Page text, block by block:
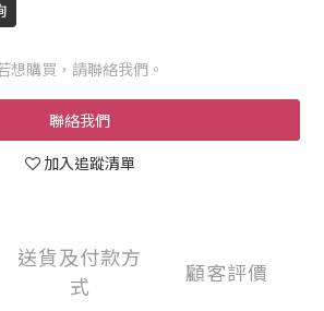
想購買，請聯絡我們。
聯絡我們
加入追蹤清單
送貨及付款方
式
顧客評價